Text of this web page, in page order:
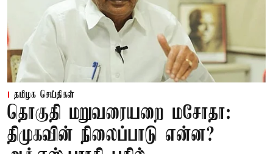
தமிழக செய்திகள்
தொகுதி மறுவரையறை மசோதா:
திமுகவின் நிலைப்பாடு என்ன?